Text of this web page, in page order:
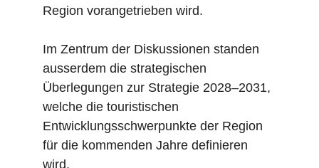
Region vorangetrieben wird.
Im Zentrum der Diskussionen standen
ausserdem die strategischen
Überlegungen zur Strategie 2028–2031,
welche die touristischen
Entwicklungsschwerpunkte der Region
für die kommenden Jahre definieren
wird.